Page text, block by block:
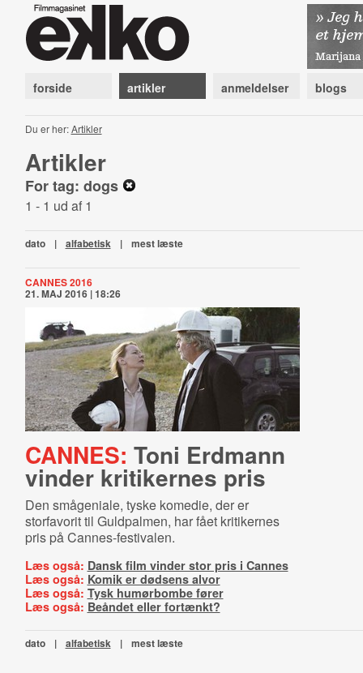
forside artikler anmeldelser blogs
Du er her:Artikler
Artikler
For tag: dogs
1 - 1 ud af 1
dato | alfabetisk | mest læste
CANNES 2016
21. MAJ 2016 | 18:26
CANNES: Toni Erdmann
vinder kritikernes pris
Den smågeniale, tyske komedie, der er
storfavorit til Guldpalmen, har fået kritikernes
pris på Cannes-festivalen.
Læs også: Dansk film vinder stor pris i Cannes
Læs også: Komik er dødsens alvor
Læs også: Tysk humørbombe fører
Læs også: Beåndet eller fortænkt?
dato | alfabetisk | mest læste